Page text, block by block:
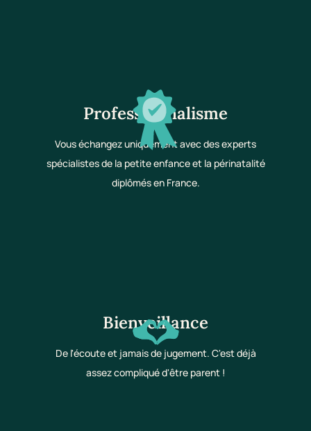
Professionnalisme
Vous échangez uniquement avec des experts
spécialistes de la petite enfance et la périnatalité
diplômés en France.
Bienveillance
De l'écoute et jamais de jugement. C'est déjà
assez compliqué d'être parent !